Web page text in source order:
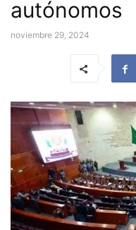
autónomos
noviembre 29, 2024